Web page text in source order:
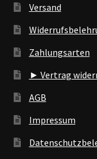
Versand
Zahlungsarten
► Vertrag
AGB
Impressum